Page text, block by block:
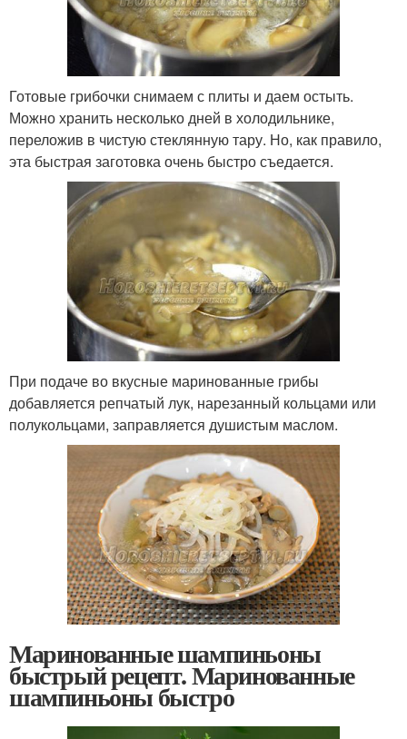
Готовые грибочки снимаем с плиты и даем остыть.
Можно хранить несколько дней в холодильнике,
переложив в чистую стеклянную тару. Но, как правило,
эта быстрая заготовка очень быстро съедается.
При подаче во вкусные маринованные грибы
добавляется репчатый лук, нарезанный кольцами или
полукольцами, заправляется душистым маслом.
Маринованные шампиньоны
быстрый рецепт. Маринованные
шампиньоны быстро